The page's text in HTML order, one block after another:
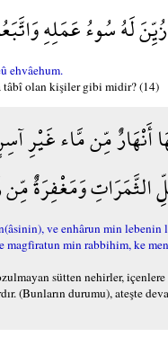
لَهُ سُوءُ عَمَلِهِ
ehvâehum.
tâbî olan kişiler gibi midir? (14)
أَنْهَارٌ مِّن مَّاء غَيْرِ
وَمَغْفِرَةٌ مِّن
ve enhârun min lebenin
min rabbihim, ke
sütten nehirler,
(Bunların durumu), ateşte